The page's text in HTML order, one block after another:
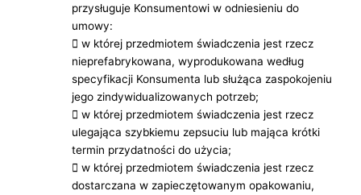
przysługuje Konsumentowi w odniesieniu do
umowy:
 w której przedmiotem świadczenia jest rzecz
nieprefabrykowana, wyprodukowana według
specyfikacji Konsumenta lub służąca zaspokojeniu
jego zindywidualizowanych potrzeb;
 w której przedmiotem świadczenia jest rzecz
ulegająca szybkiemu zepsuciu lub mająca krótki
termin przydatności do użycia;
 w której przedmiotem świadczenia jest rzecz
dostarczana w zapieczętowanym opakowaniu,